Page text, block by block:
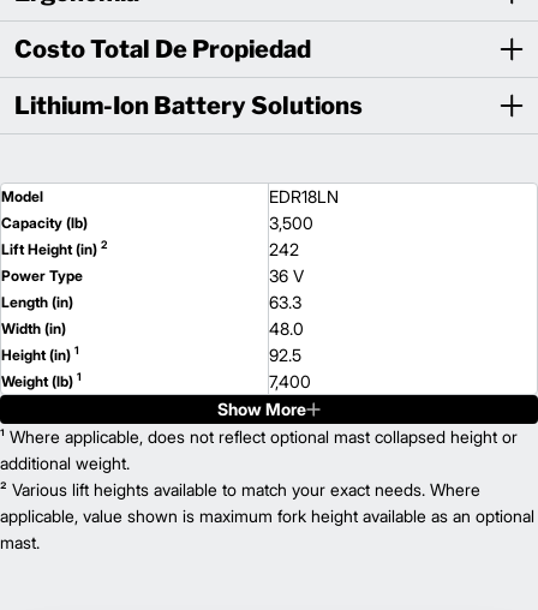
Costo Total De Propiedad
Lithium-Ion Battery Solutions
Model EDR18LN
Capacity (lb) 3,500
Lift Height (in) 2 242
Power Type 36 V
Length (in) 63.3
Width (in) 48.0
Height (in) 1 92.5
Weight (lb) 1 7,400
ESR18N
Capacity (lb) 3,500
Lift Height (in)2
Power Type 36 V
Length (in) 54.0
Width (in)
Show More
¹ Where applicable, does not reflect optional mast collapsed height or
additional weight.
² Various lift heights available to match your exact needs. Where
applicable, value shown is maximum fork height available as an optional
mast.